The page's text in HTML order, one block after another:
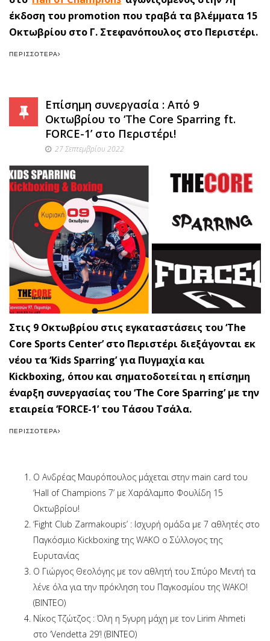
έκδοση του promotion που τραβά τα βλέμματα 15
Οκτωβρίου στο Γ. Στεφανόπουλος στο Περιστέρι.
ΠΕΡΙΣΣΌΤΕΡΑ
Επίσημη συνεργασία : Από 9
Οκτωβρίου το ‘The Core Sparring ft.
FORCE-1’ στο Περιστέρι!
27 Σεπτεμβρίου 2022
Στις 9 Οκτωβρίου στις εγκαταστάσεις του ‘The
Core Sports Center’ στο Περιστέρι διεξάγονται εκ
νέου τα ‘Kids Sparring’ για Πυγμαχία και
Kickboxing, όπου και σηματοδοτείται η επίσημη
έναρξη συνεργασίας του ‘The Core Sparring’ με την
εταιρεία ‘FORCE-1’ του Τάσου Τσάλα.
ΠΕΡΙΣΣΌΤΕΡΑ
Ο Ανδρέας Μαυρόπουλος μάχεται στην main card του
‘Hall of Champions 7’ με Χαράλαμπο Φουλίδη 15
Οκτωβρίου!
‘Fight Club Zarmakoupis’ : Ισχυρή ομάδα με 7 αθλητές στο
Παγκόσμιο Kickboxing της WAKO ο Σύλλογος της
Ευρυτανίας
O Γιώργος Θεολόγης με τον αθλητή του Σπύρο Μεντή τα
λένε όλα για την πρόκληση του Παγκοσμίου της WAKO!
(BINTEO)
Νίκος Τζώτζος : Όλη η 5γυρη μάχη με τον Lirim Ahmeti
στο ‘Vendetta 29’! (BINTEO)